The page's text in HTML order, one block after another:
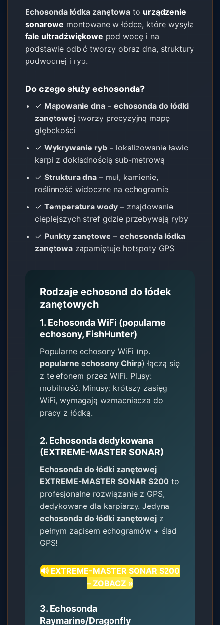
Echosonda łódka zanętowa to urządzenie
sonarowe montowane w łódce, które wysyła
fale ultradźwiękowe pod wodę i na
podstawie odbić tworzy obraz dna, struktury
podwodnej i ryb.
Do czego służy echosonda?
✓ Mapowanie dna –echosonda do łódki
zanętowej tworzy precyzyjną mapę
głębokości
✓Wykrywanie ryb – lokalizowanie ławic
karpi z dokładnością sub-metrową
✓Struktura dna – muł, kamienie,
roślinność widoczne na echogramie
✓Temperatura wody – znajdowanie
cieplejszych stref gdzie przebywają ryby
✓ Punkty zanętowe –echosonda łódka
zanętowa zapamiętuje hotspoty GPS
Rodzaje echosond do łódek
zanętowych
1. Echosonda WiFi (popularne
echosony, FishHunter)
Popularne echosony WiFi (np.
popularne echosony Chirp) łączą się
z telefonem przez WiFi. Plusy:
mobilność. Minusy: krótszy zasięg
WiFi, wymagają wzmacniacza do
pracy z łódką.
2. Echosonda dedykowana
(EXTREME-MASTER SONAR)
Echosonda do łódki zanętowej
EXTREME-MASTER SONAR S200 to
profesjonalne rozwiązanie z GPS,
dedykowane dla karpiarzy. Jedyna
echosonda do łódki zanętowej z
pełnym zapisem echogramów + ślad
GPS!
🔊 EXTREME-MASTER SONAR S200
– ZOBACZ »
3. Echosonda
Raymarine/Dragonfly